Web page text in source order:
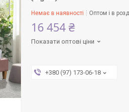
Немає в наявності Оптом і в
16 454 ₴
Показати оптові ціни
+380 (97) 173-06-18